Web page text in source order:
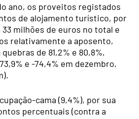
ano, os proveitos registados
de alojamento turístico, por
milhões de euros no total e
relativamente a aposento,
de 81,2% e 80,8%,
e -74,4% em dezembro,
cama (9,4%), por sua
percentuais (contra a